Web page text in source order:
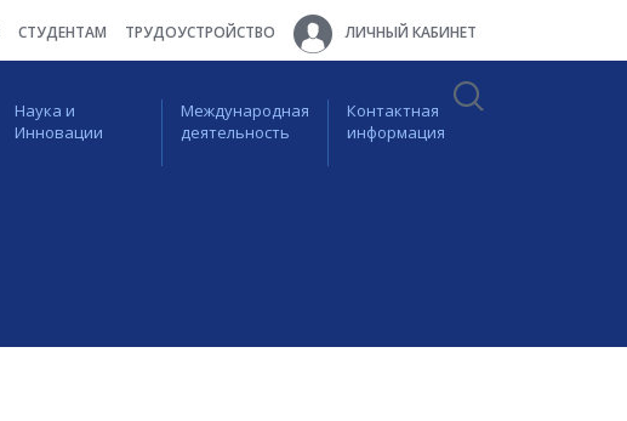
СТУДЕНТАМ ТРУДОУСТРОЙСТВО ЛИЧНЫЙ КАБИНЕТ
Наука и
Инновации
Международная
деятельность
Контактная
информация